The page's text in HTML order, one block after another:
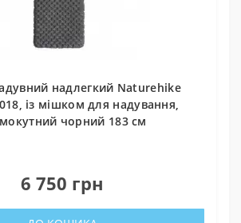
надлегкий Naturehike
із мішком для надування,
чорний 183 см
6 750 грн